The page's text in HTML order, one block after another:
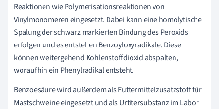
Reaktionen wie Polymerisationsreaktionen von
Vinylmonomeren eingesetzt. Dabei kann eine homolytische
Spalung der schwarz markierten Bindung des Peroxids
erfolgen und es entstehen Benzoyloxyradikale. Diese
können weitergehend Kohlenstoffdioxid abspalten,
woraufhin ein Phenylradikal entsteht.
Benzoesäure wird außerdem als Futtermittelzusatzstoff für
Mastschweine eingesetzt und als Urtitersubstanz im Labor